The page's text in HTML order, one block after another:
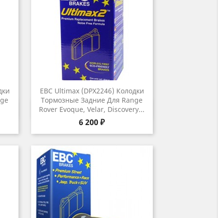
EBC Ultimax (DPX2246) Колодки
Тормозные Задние Для Range
Rover Evoque, Velar, Discovery...
Цена
6 200 ₽
 Быстрый просмотр